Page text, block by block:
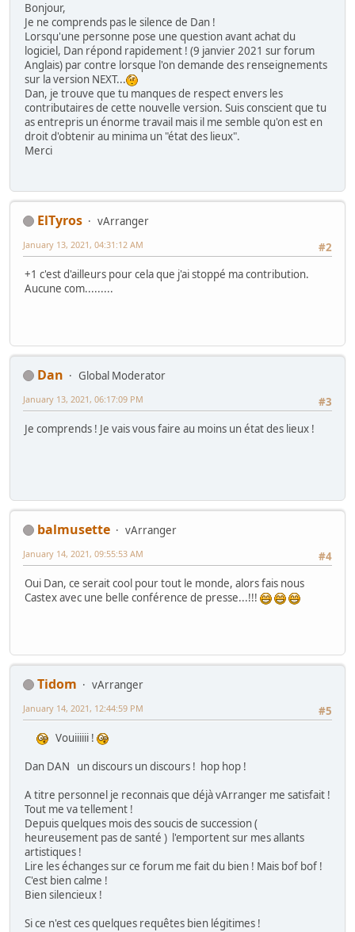
Bonjour,
Je ne comprends pas le silence de Dan !
Lorsqu'une personne pose une question avant achat du
logiciel, Dan répond rapidement ! (9 janvier 2021 sur forum
Anglais) par contre lorsque l'on demande des renseignements
sur la version NEXT...
Dan, je trouve que tu manques de respect envers les
contributaires de cette nouvelle version. Suis conscient que tu
as entrepris un énorme travail mais il me semble qu'on est en
droit d'obtenir au minima un "état des lieux".
Merci
ElTyros
vArranger
#2
January 13, 2021, 04:31:12 AM
+1 c'est d'ailleurs pour cela que j'ai stoppé ma contribution.
Aucune com.........
Dan
Global Moderator
#3
January 13, 2021, 06:17:09 PM
Je comprends ! Je vais vous faire au moins un état des lieux !
balmusette
vArranger
#4
January 14, 2021, 09:55:53 AM
Oui Dan, ce serait cool pour tout le monde, alors fais nous
Castex avec une belle conférence de presse...!!!
Tidom
vArranger
#5
January 14, 2021, 12:44:59 PM
Vouiiiiii !
Dan DAN un discours un discours ! hop hop !
A titre personnel je reconnais que déjà vArranger me satisfait !
Tout me va tellement !
Depuis quelques mois des soucis de succession (
heureusement pas de santé ) l'emportent sur mes allants
artistiques !
Lire les échanges sur ce forum me fait du bien ! Mais bof bof !
C'est bien calme !
Bien silencieux !
Si ce n'est ces quelques requêtes bien légitimes !